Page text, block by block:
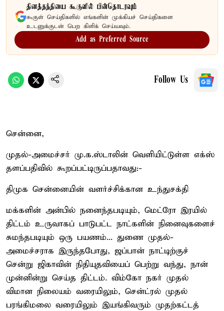
தினத்தந்தியை கூகுளில் பின்தொடரவும்
கூகுள் செய்திகளில் எங்களின் முக்கியச் செய்திகளை
உடனுக்குடன் பெற கிளிக் செய்யவும்.
Add as Preferred Source
Follow Us
சென்னை,
முதல்-அமைச்சர் மு.க.ஸ்டாலின் வெளியிட்டுள்ள எக்ஸ்
தளப்பதிவில் கூறப்பட்டிருப்பதாவது:-
திமுக சென்னையின் வளர்ச்சிக்கான உந்துசக்தி
மக்களின் அன்பில் நனைந்தபடியும், மெட்ரோ இரயில்
திட்டம் உருவாகப் பாடுபட்ட நாட்களின் நினைவுகளைச்
சுமந்தபடியும் ஒரு பயணம்... துணை முதல்-
அமைச்சராக இருந்தபோது, ஜப்பான் நாட்டிற்குச்
சென்று ஜிகாவின் நிதியுதவியைப் பெற்று வந்து, நான்
முன்னின்று செய்த திட்டம். விம்கோ நகர் முதல்
விமான நிலையம் வரையிலும், சென்ட்ரல் முதல்
பரங்கிமலை வரையிலும் இயங்கிவரும் முதற்கட்டத்